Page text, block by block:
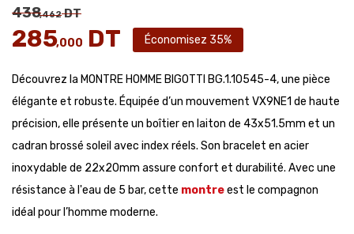
438,462DT
285,000 DT Économisez 35%
Découvrez la MONTRE HOMME BIGOTTI BG.1.10545-4, une pièce
élégante et robuste. Équipée d’un mouvement VX9NE1 de haute
précision, elle présente un boîtier en laiton de 43x51.5mm et un
cadran brossé soleil avec index réels. Son bracelet en acier
inoxydable de 22x20mm assure confort et durabilité. Avec une
résistance à l'eau de 5 bar, cette montreest le compagnon
idéal pour l’homme moderne.